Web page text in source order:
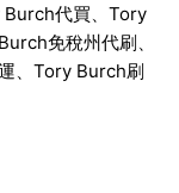
代買、Tory
免稅州代刷、
、Tory Burch刷